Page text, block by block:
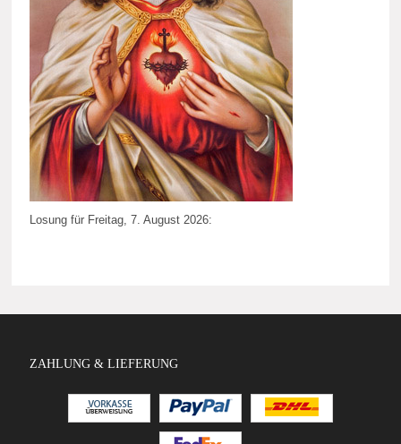
Losung für Freitag, 7. August 2026:
ZAHLUNG & LIEFERUNG